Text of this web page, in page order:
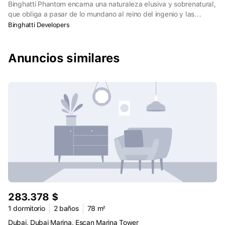
Binghatti Phantom encarna una naturaleza elusiva y sobrenatural,
que obliga a pasar de lo mundano al reino del ingenio y las
posibilidades. Partiendo de esta base, el concepto de diseño
mundano.
Binghatti Developers
Anuncios similares
283.378 $
1 dormitorio 2 baños
78 m²
Dubai, Dubai Marina, Escan Marina Tower